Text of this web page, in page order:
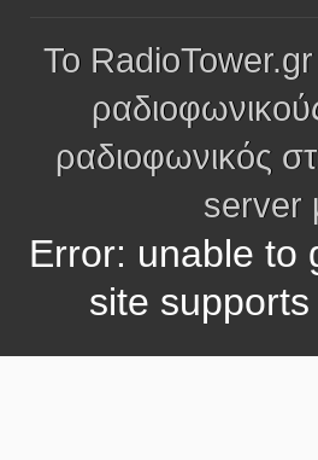
Το RadioTower.gr
ραδιοφωνικός
server
Error: unable to
site